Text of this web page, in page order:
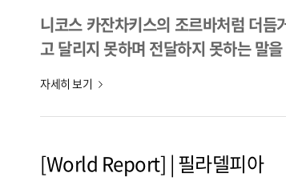
니코스 카잔차키스의 조르바처럼 더
고 달리지 못하며 전달하지 못하는 말
자세히 보기
[World Report] | 필라델피아